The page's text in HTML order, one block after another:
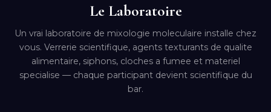
Le Laboratoire
Un vrai laboratoire de mixologie moleculaire installe chez
vous. Verrerie scientifique, agents texturants de qualite
alimentaire, siphons, cloches a fumee et materiel
specialise — chaque participant devient scientifique du
bar.